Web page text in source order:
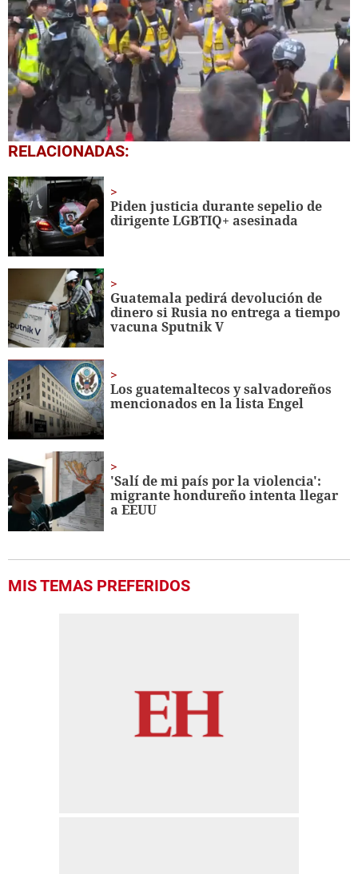
0
seconds
1
minute,
seconds
RELACIONADAS:
Piden justicia durante sepelio de
dirigente LGBTIQ+ asesinada
Guatemala pedirá devolución de
dinero si Rusia no entrega a tiempo
vacuna Sputnik V
Los guatemaltecos y salvadoreños
mencionados en la lista Engel
'Salí de mi país por la violencia':
migrante hondureño intenta llegar
a EEUU
MIS TEMAS PREFERIDOS